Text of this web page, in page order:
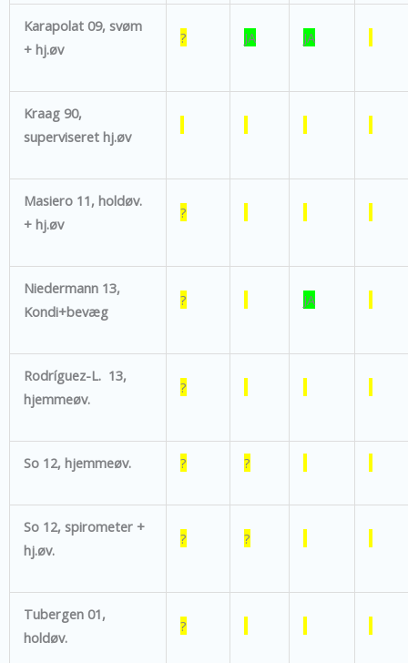
Karapolat 09, svøm
+ hj.øv
? JA JA
Kraag 90,
superviseret hj.øv
Masiero 11, holdøv.
+ hj.øv
?
Niedermann 13,
Kondi+bevæg
? JA
Rodríguez-L. 13,
hjemmeøv.
?
So 12, hjemmeøv. ? ?
So 12, spirometer +
hj.øv.
? ?
Tubergen 01,
holdøv.
?